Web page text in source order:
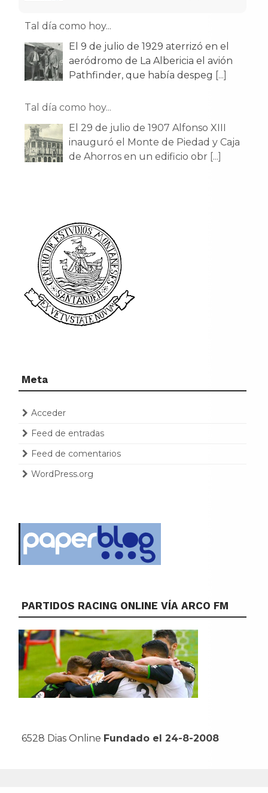
Tal día como hoy...
El 9 de julio de 1929 aterrizó en el
aeródromo de La Albericia el avión
Pathfinder, que había despeg [...]
Tal día como hoy...
El 29 de julio de 1907 Alfonso XIII
inauguró el Monte de Piedad y Caja
de Ahorros en un edificio obr [...]
Meta
Acceder
Feed de entradas
Feed de comentarios
WordPress.org
PARTIDOS RACING ONLINE VÍA ARCO FM
6528 Dias Online Fundado el 24-8-2008